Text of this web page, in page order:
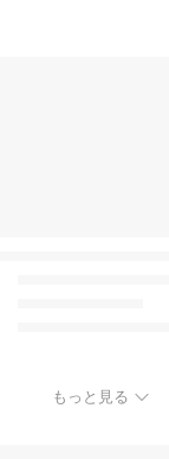
もっと見る